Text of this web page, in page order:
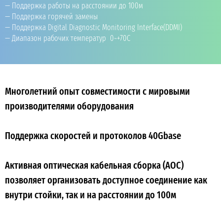
Поддержка работы на расстоянии до 100м
Поддержка горячей замены
Поддержка Digital Diagnostic Monitoring Interface(DDMI)
Диапазон рабочих температур 0~+70C
Многолетний опыт совместимости с мировыми
производителями оборудования
Поддержка скоростей и протоколов 40Gbase
Активная оптическая кабельная сборка (AOC)
позволяет организовать доступное соединение как
внутри стойки, так и на расстоянии до 100м